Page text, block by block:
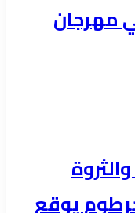
مهرجان
يوقع